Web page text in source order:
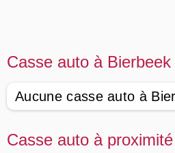
Casse auto à Bierbeek
Aucune casse auto à
Casse auto à